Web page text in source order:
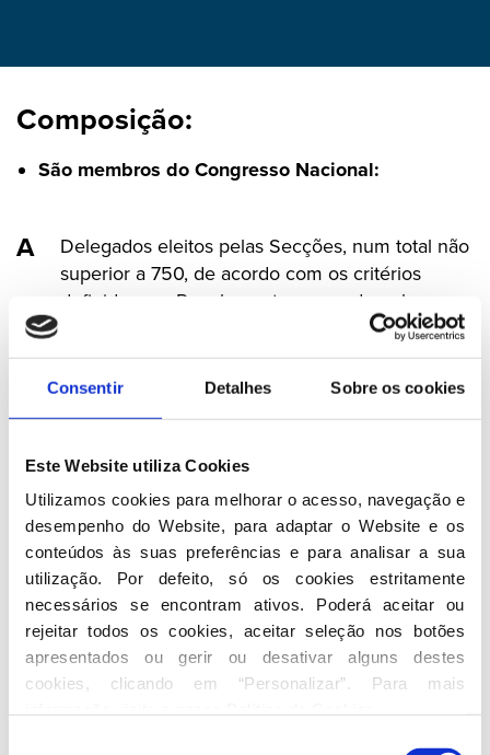
Consentir Detalhes Sobre os cookies
Este Website utiliza Cookies
Utilizamos cookies para melhorar o acesso, navegação e
desempenho do Website, para adaptar o Website e os
conteúdos às suas preferências e para analisar a sua
utilização. Por defeito, só os cookies estritamente
necessários se encontram ativos. Poderá aceitar ou
rejeitar todos os cookies, aceitar seleção nos botões
apresentados ou gerir ou desativar alguns destes
cookies, clicando em “Personalizar”. Para mais
Composição:
São membros do Congresso Nacional:
Delegados eleitos pelas Secções, num total não
superior a 750, de acordo com os critérios
definidos em Regulamento aprovado pelo
Delegados eleitos pela JSD, num total não
superior a 70, de acordo com os critérios que os
Delegados eleitos pelos TSD, num total não
superior a 70, de acordo com os critérios que os
respetivos órgãos definirem;
Delegados eleitos pelos ASD, num total não
superior a 70, de acordo com os critérios que os
respetivos órgãos definirem;